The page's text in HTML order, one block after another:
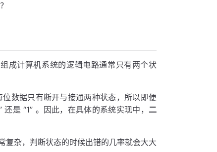
成计算机系统的逻辑电路通常只有两个状
数据只有断开与接通两种状态，所以即便
是 “1” 。因此，在具体的系统实现中， 二
复杂，判断状态的时候出错的几率就会大大